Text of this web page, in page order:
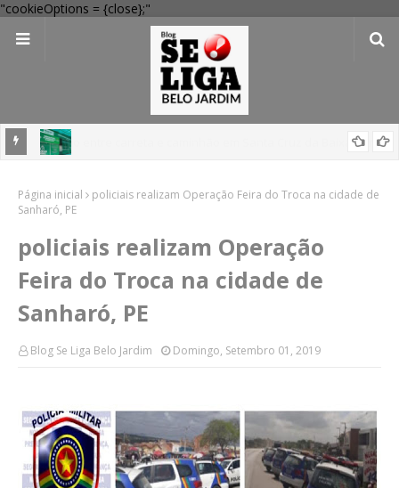
"cookieOptions = {close};"
compras
Página inicial
policiais realizam Operação Feira do Troca na cidade de
Sanharó, PE
policiais realizam Operação
Feira do Troca na cidade de
Sanharó, PE
Blog Se Liga Belo Jardim Domingo, Setembro 01, 2019